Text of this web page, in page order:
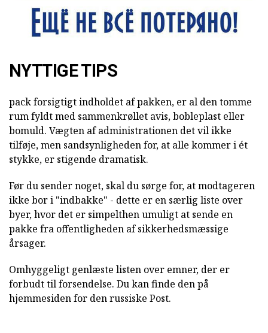
NYTTIGE TIPS
pack forsigtigt indholdet af pakken, er al den tomme
rum fyldt med sammenkrøllet avis, bobleplast eller
bomuld. Vægten af administrationen det vil ikke
tilføje, men sandsynligheden for, at alle kommer i ét
stykke, er stigende dramatisk.
Før du sender noget, skal du sørge for, at modtageren
ikke bor i "indbakke" - dette er en særlig liste over
byer, hvor det er simpelthen umuligt at sende en
pakke fra offentligheden af sikkerhedsmæssige
årsager.
Omhyggeligt genlæste listen over emner, der er
forbudt til forsendelse. Du kan finde den på
hjemmesiden for den russiske Post.